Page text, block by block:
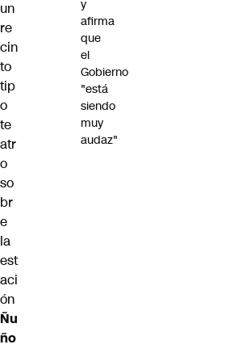
un
re
cin
to
tip
o
te
atr
o
so
br
e
la
est
aci
ón
Ñu
ño
y
afirma
que
el
Gobierno
"está
siendo
muy
audaz"